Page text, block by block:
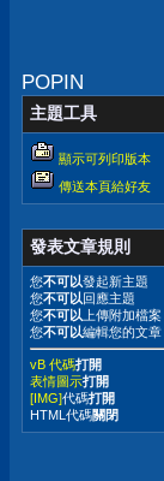
POPIN
主題工具
顯示可列印版本
傳送本頁給好友
發表文章規則
您不可以發起新主題
您不可以回應主題
您不可以 上傳附加檔案
您不可以編輯您的文章
vB 代碼打開
表情圖示打開
[IMG]代碼打開
HTML代碼關閉